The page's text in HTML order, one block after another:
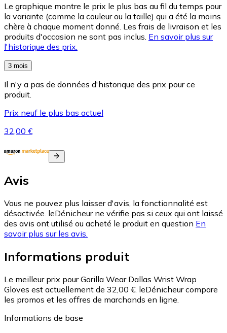
Le graphique montre le prix le plus bas au fil du temps pour
la variante (comme la couleur ou la taille) qui a été la moins
chère à chaque moment donné. Les frais de livraison et les
produits d'occasion ne sont pas inclus. En savoir plus sur
l'historique des prix.
3 mois
Il n'y a pas de données d'historique des prix pour ce
produit.
Prix neuf le plus bas actuel
32,00 €
Avis
Vous ne pouvez plus laisser d'avis, la fonctionnalité est
désactivée. leDénicheur ne vérifie pas si ceux qui ont laissé
des avis ont utilisé ou acheté le produit en question En
savoir plus sur les avis.
Informations produit
Le meilleur prix pour Gorilla Wear Dallas Wrist Wrap
Gloves est actuellement de 32,00 €. leDénicheur compare
les promos et les offres de marchands en ligne.
Informations de base